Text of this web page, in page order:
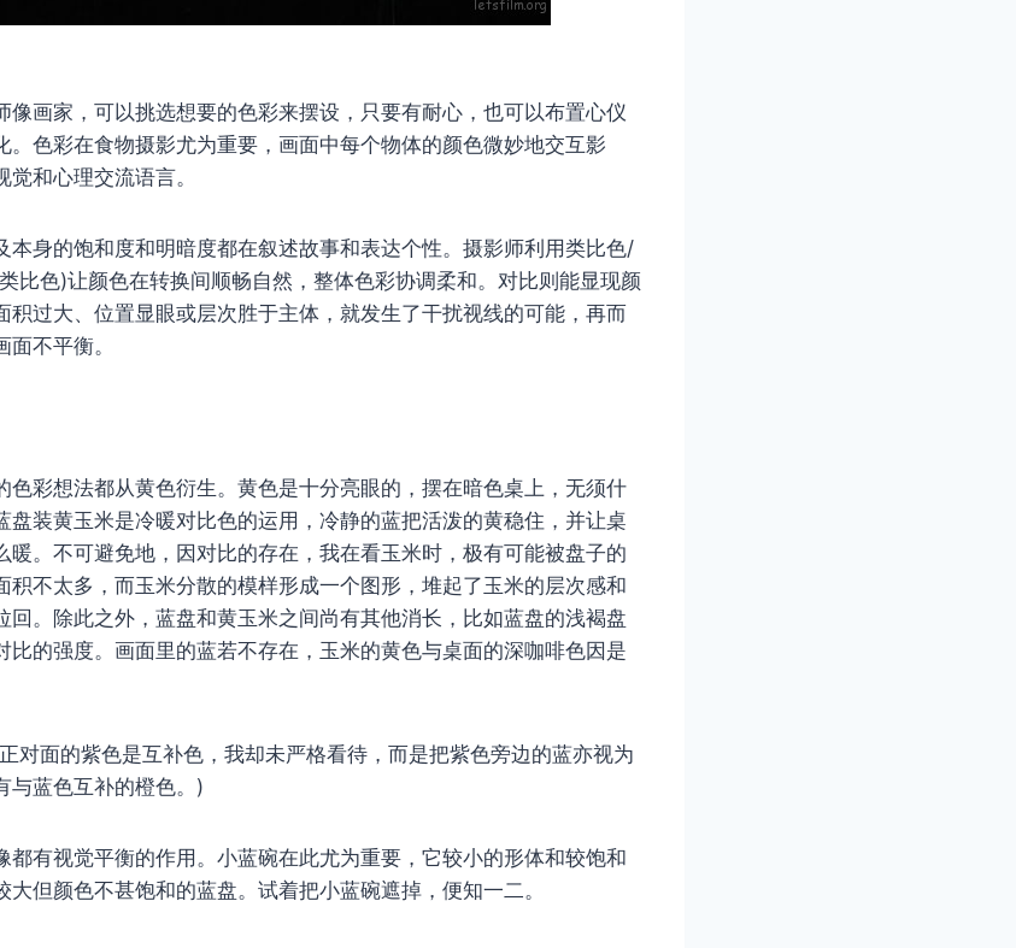
像画家，可以挑选想要的色彩来摆设，只要有耐心，也可以布置心仪
。色彩在食物摄影尤为重要，画面中每个物体的颜色微妙地交互影
和心理交流语言。
本身的饱和度和明暗度都在叙述故事和表达个性。摄影师利用类比色/
比色)让颜色在转换间顺畅自然，整体色彩协调柔和。对比则能显现颜
积过大、位置显眼或层次胜于主体，就发生了干扰视线的可能，再而
不平衡。
色彩想法都从黄色衍生。黄色是十分亮眼的，摆在暗色桌上，无须什
盘装黄玉米是冷暖对比色的运用，冷静的蓝把活泼的黄稳住，并让桌
暖。不可避免地，因对比的存在，我在看玉米时，极有可能被盘子的
积不太多，而玉米分散的模样形成一个图形，堆起了玉米的层次感和
回。除此之外，蓝盘和黄玉米之间尚有其他消长，比如蓝盘的浅褐盘
比的强度。画面里的蓝若不存在，玉米的黄色与桌面的深咖啡色因是
对面的紫色是互补色，我却未严格看待，而是把紫色旁边的蓝亦视为
与蓝色互补的橙色。)
都有视觉平衡的作用。小蓝碗在此尤为重要，它较小的形体和较饱和
但颜色不甚饱和的蓝盘。试着把小蓝碗遮掉，便知一二。